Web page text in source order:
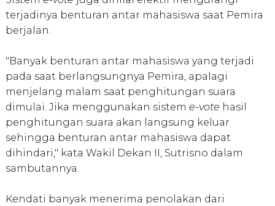
terjadinya benturan antar mahasiswa saat Pemira
berjalan.
"Banyak benturan antar mahasiswa yang terjadi
pada saat berlangsungnya Pemira, apalagi
menjelang malam saat penghitungan suara
dimulai. Jika menggunakan sistem e-vote hasil
penghitungan suara akan langsung keluar
sehingga benturan antar mahasiswa dapat
dihindari," kata Wakil Dekan II, Sutrisno dalam
sambutannya.
Kendati banyak menerima penolakan dari